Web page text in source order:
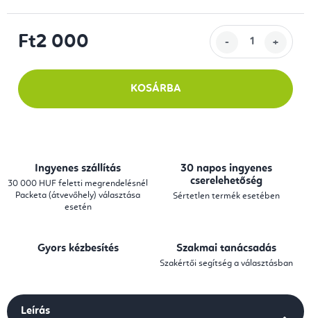
Ft2 000
KOSÁRBA
Ingyenes szállítás
30 000 HUF feletti megrendelésnél
Packeta (átvevőhely) választása
esetén
30 napos ingyenes
cserelehetőség
Sértetlen termék esetében
Gyors kézbesítés Szakmai tanácsadás
Szakértői segítség a választásban
Leírás